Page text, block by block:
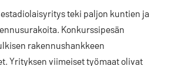
teki paljon kuntien ja
Konkurssipesän
rakennushankkeen
Yrityksen viimeiset työmaat olivat